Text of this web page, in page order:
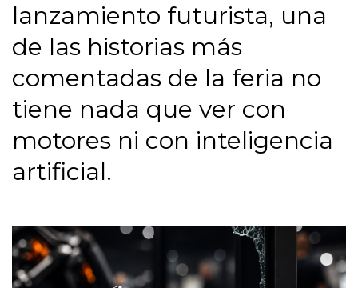
lanzamiento futurista, una
de las historias más
comentadas de la feria no
tiene nada que ver con
motores ni con inteligencia
artificial.